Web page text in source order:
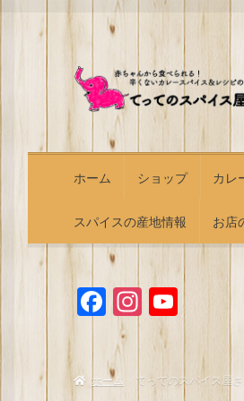
ナ
ビ
シ
ョ
ス
キ
プ
コ
ン
ツ
へ
ッ
プ
ホーム ショップ カレ
スパイスの産地情報 お店
F
a
c
e
I
s
t
Y
T
ホーム てってのスパイス屋